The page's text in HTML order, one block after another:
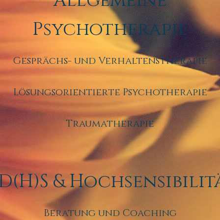
Psychotherapie
Gesprächs- und Verhaltenstherapie
Lösungsorientierte Psychotherapie
Traumatherapie
&
Beratung und Coaching